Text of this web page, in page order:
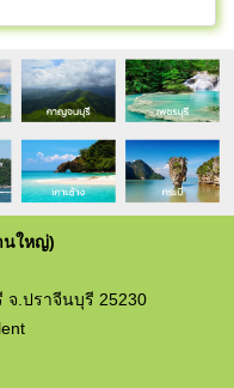
นใหญ่)
จ.ปราจีนบุรี 25230